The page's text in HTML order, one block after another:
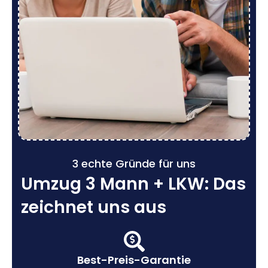
3 echte Gründe für uns
Umzug 3 Mann + LKW: Das
zeichnet uns aus
Best-Preis-Garantie